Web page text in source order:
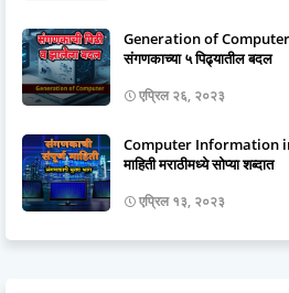
Generation of Computer
संगणकाच्या ५ पिढ्यातील बदल
एप्रिल २६, २०२३
Computer Information
माहिती मराठीमध्ये सोप्या शब्दात
एप्रिल १३, २०२३